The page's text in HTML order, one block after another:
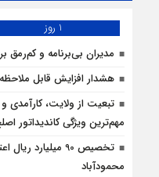
1 روز
مدیران بی‌برنامه و کم‌رمق
هشدار افزایش قابل
تبعیت از ولایت، کارآمدی و
مهم‌ترین ویژگی کاندیداتور
تخصیص 90
محمودآباد